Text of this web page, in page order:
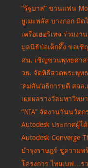
“รัฐบาล” ชวนแฟน
ยูเมะพลัส บางกอก มิด
เครือเฮอริเทจ ร่วมง
มูลนิธิป่อเต็กตึ๊ง ขอเ
ศน. เชิญชวนพุทธศาส
วธ. จัดพิธีสวดพระพุท
‘คมสัน’อธิการบดี สจ
เผยผลรางวัลมหาวิท
“NIA” จัดงานวันนวัต
Autodesk ประกาศผู้ไ
Autodesk Converge
บำรุงราษฎร์ ชูความพ
โครงการ ไทยเบฟ…